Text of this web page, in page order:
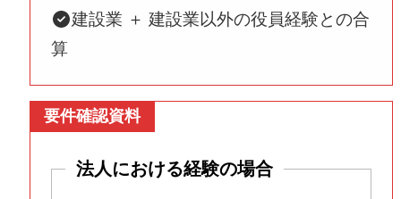
建設業 ＋ 建設業以外の役員経験との合
算
要件確認資料
法人における経験の場合